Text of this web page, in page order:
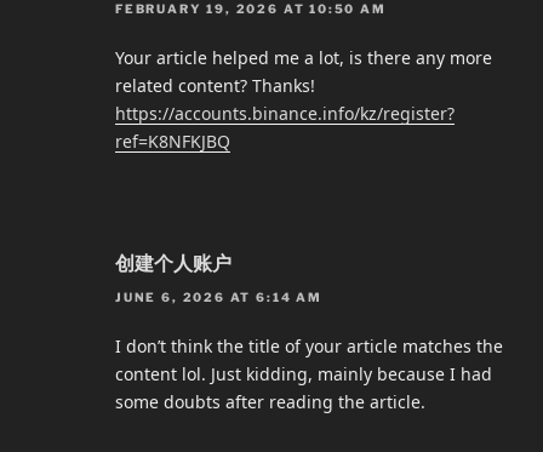
FEBRUARY 19, 2026 AT 10:50 AM
Your article helped me a lot, is there any more
related content? Thanks!
https://accounts.binance.info/kz/register?
ref=K8NFKJBQ
创建个人账户
JUNE 6, 2026 AT 6:14 AM
I don’t think the title of your article matches the
content lol. Just kidding, mainly because I had
some doubts after reading the article.